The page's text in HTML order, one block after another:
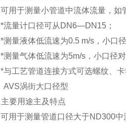
可用于测量小管道中流体流量，如
*流量计口径可从DN6—DN15；
*测量液体低流速为0.5 m/s，小口
*测量气体低流速为5m/s，小口径
*与工艺管道连接方式可选螺纹、
AVS涡街大口径型
主要用途主及特点
可用于测量管道口径大于ND300